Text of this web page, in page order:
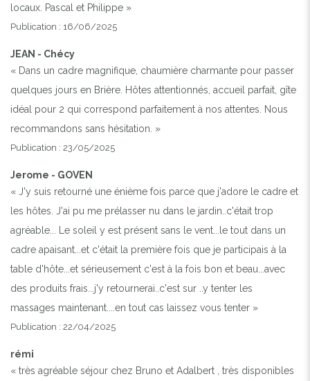
locaux. Pascal et Philippe »
Publication : 16/06/2025
JEAN - Chécy
« Dans un cadre magnifique, chaumière charmante pour passer
quelques jours en Brière. Hôtes attentionnés, accueil parfait, gîte
idéal pour 2 qui correspond parfaitement à nos attentes. Nous
recommandons sans hésitation. »
Publication : 23/05/2025
Jerome - GOVEN
« J'y suis retourné une énième fois parce que j'adore le cadre et
les hôtes. J'ai pu me prélasser nu dans le jardin..c'était trop
agréable... Le soleil y est présent sans le vent...le tout dans un
cadre apaisant...et c'était la première fois que je participais à la
table d'hôte...et sérieusement c'est à la fois bon et beau...avec
des produits frais...j'y retournerai..c'est sur ..y tenter les
massages maintenant....en tout cas laissez vous tenter »
Publication : 22/04/2025
rémi
« très agréable séjour chez Bruno et Adalbert , très disponibles